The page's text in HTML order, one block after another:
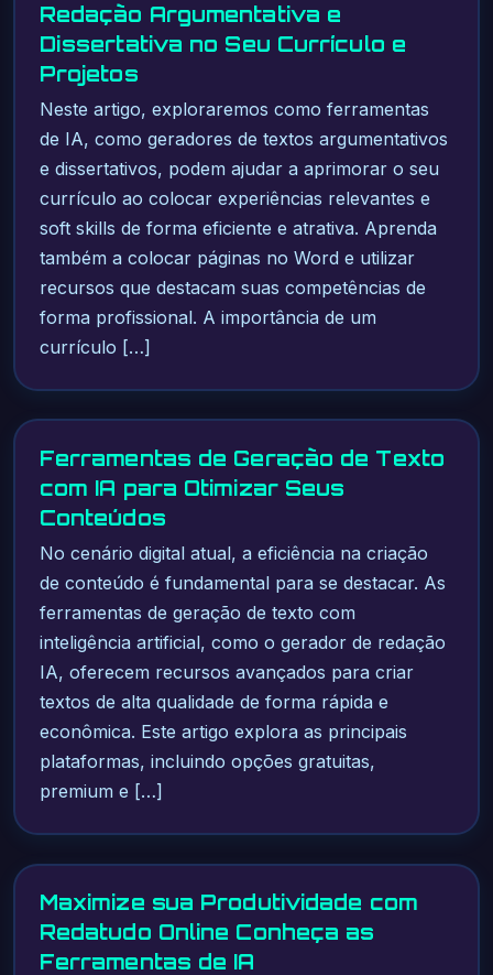
Redação Argumentativa e
Dissertativa no Seu Currículo e
Projetos
Neste artigo, exploraremos como ferramentas
de IA, como geradores de textos argumentativos
e dissertativos, podem ajudar a aprimorar o seu
currículo ao colocar experiências relevantes e
soft skills de forma eficiente e atrativa. Aprenda
também a colocar páginas no Word e utilizar
recursos que destacam suas competências de
forma profissional. A importância de um
currículo […]
Ferramentas de Geração de Texto
com IA para Otimizar Seus
Conteúdos
No cenário digital atual, a eficiência na criação
de conteúdo é fundamental para se destacar. As
ferramentas de geração de texto com
inteligência artificial, como o gerador de redação
IA, oferecem recursos avançados para criar
textos de alta qualidade de forma rápida e
econômica. Este artigo explora as principais
plataformas, incluindo opções gratuitas,
premium e […]
Maximize sua Produtividade com
Redatudo Online Conheça as
Ferramentas de IA